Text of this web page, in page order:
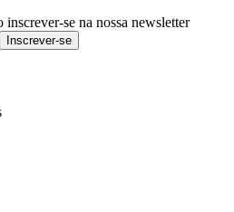
se na nossa newsletter
Inscrever-se